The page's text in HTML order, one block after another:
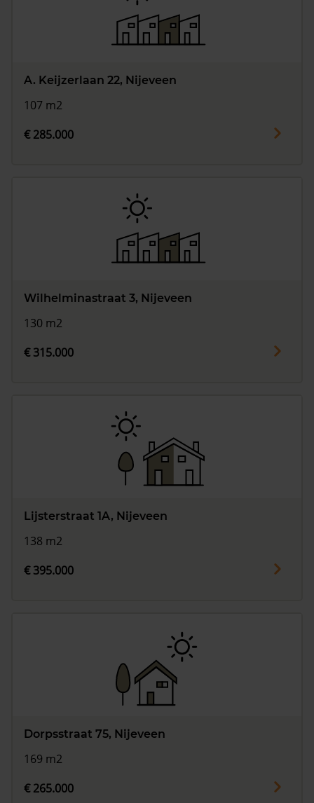
A. Keijzerlaan 22, Nijeveen
107 m2
€ 285.000
Wilhelminastraat 3, Nijeveen
130 m2
€ 315.000
Lijsterstraat 1A, Nijeveen
138 m2
€ 395.000
Dorpsstraat 75, Nijeveen
169 m2
€ 265.000